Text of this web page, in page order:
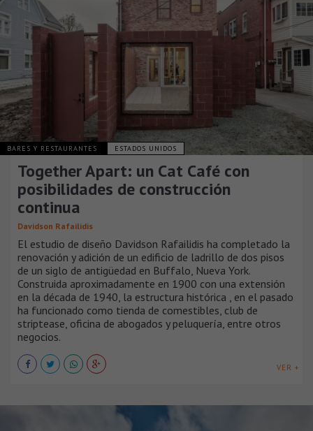
BARES Y RESTAURANTES ESTADOS UNIDOS
Together Apart: un Cat Café con
posibilidades de construcción
continua
Davidson Rafailidis
El estudio de diseño Davidson Rafailidis ha completado la
renovación y adición de un edificio de ladrillo de dos pisos
de un siglo de antigüedad en Buffalo, Nueva York.
Construida aproximadamente en 1900 con una extensión
en la década de 1940, la estructura histórica , en el pasado
ha funcionado como tienda de comestibles, club de
striptease, oficina de abogados y peluquería, entre otros
negocios.
VER +